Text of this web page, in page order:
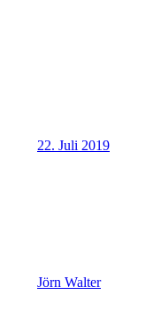
22. Juli 2019
Jörn Walter